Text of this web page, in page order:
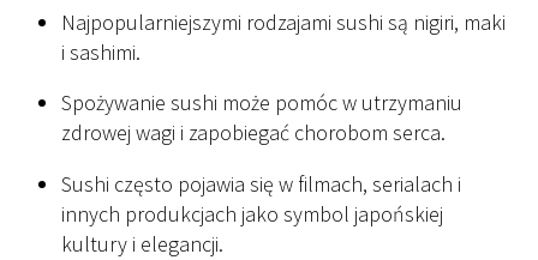
Najpopularniejszymi rodzajami sushi są nigiri, maki
i sashimi.
Spożywanie sushi może pomóc w utrzymaniu
zdrowej wagi i zapobiegać chorobom serca.
Sushi często pojawia się w filmach, serialach i
innych produkcjach jako symbol japońskiej
kultury i elegancji.